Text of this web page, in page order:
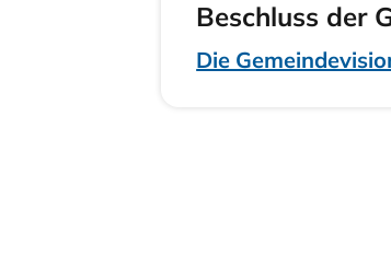
Beschluss der
Die